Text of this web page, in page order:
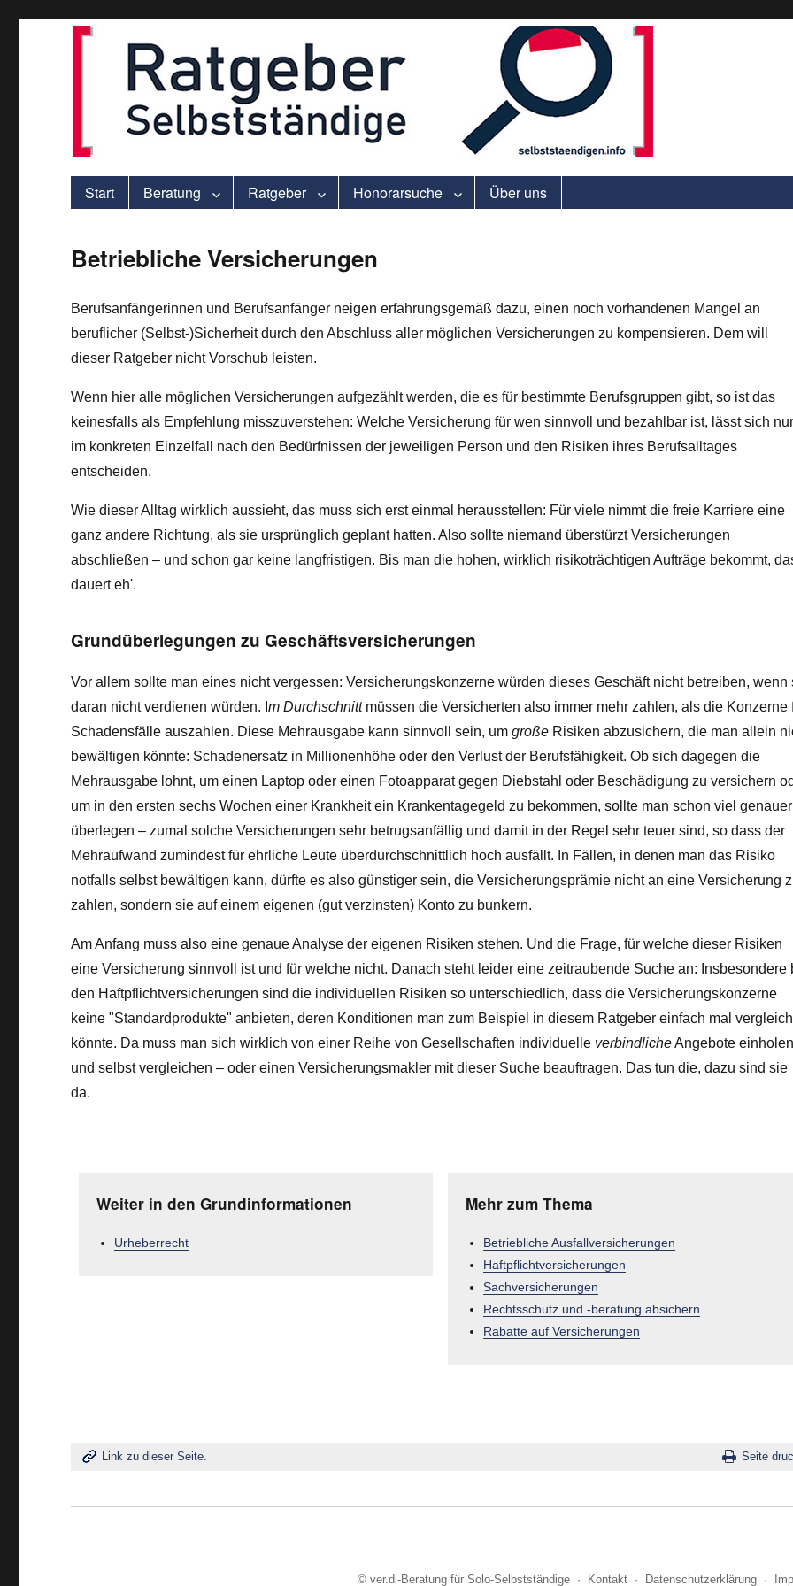
selbststaendigen.info
ver.di-Beratung für Solo-Selbstständige – praxisnah und individuell.
Start Beratung Ratgeber Honorarsuche Über uns
Betriebliche Versicherungen
Berufsanfängerinnen und Berufsanfänger neigen erfahrungsgemäß dazu, einen noch vorhandenen Mangel an
beruflicher (Selbst-)Sicherheit durch den Abschluss aller möglichen Versicherungen zu kompensieren. Dem will
dieser Ratgeber nicht Vorschub leisten.
Wenn hier alle möglichen Versicherungen aufgezählt werden, die es für bestimmte Berufsgruppen gibt, so ist das
keinesfalls als Empfehlung misszuverstehen: Welche Versicherung für wen sinnvoll und bezahlbar ist, lässt sich nur
im konkreten Einzelfall nach den Bedürfnissen der jeweiligen Person und den Risiken ihres Berufsalltages
entscheiden.
Wie dieser Alltag wirklich aussieht, das muss sich erst einmal herausstellen: Für viele nimmt die freie Karriere eine
ganz andere Richtung, als sie ursprünglich geplant hatten. Also sollte niemand überstürzt Versicherungen
abschließen – und schon gar keine langfristigen. Bis man die hohen, wirklich risikoträchtigen Aufträge bekommt,
dauert eh'.
Grundüberlegungen zu Geschäftsversicherungen
Vor allem sollte man eines nicht vergessen: Versicherungskonzerne würden dieses Geschäft nicht betreiben, wenn
daran nicht verdienen würden. Im Durchschnittmüssen die Versicherten also immer mehr zahlen, als die Konzerne
Schadensfälle auszahlen. Diese Mehrausgabe kann sinnvoll sein, umgroße Risiken abzusichern, die man allein
bewältigen könnte: Schadenersatz in Millionenhöhe oder den Verlust der Berufsfähigkeit. Ob sich dagegen die
Mehrausgabe lohnt, um einen Laptop oder einen Fotoapparat gegen Diebstahl oder Beschädigung zu versichern
um in den ersten sechs Wochen einer Krankheit ein Krankentagegeld zu bekommen, sollte man schon viel genauer
überlegen – zumal solche Versicherungen sehr betrugsanfällig und damit in der Regel sehr teuer sind, so dass der
Mehraufwand zumindest für ehrliche Leute überdurchschnittlich hoch ausfällt. In Fällen, in denen man das Risiko
notfalls selbst bewältigen kann, dürfte es also günstiger sein, die Versicherungsprämie nicht an eine Versicherung
zahlen, sondern sie auf einem eigenen (gut verzinsten) Konto zu bunkern.
Am Anfang muss also eine genaue Analyse der eigenen Risiken stehen. Und die Frage, für welche dieser Risiken
eine Versicherung sinnvoll ist und für welche nicht. Danach steht leider eine zeitraubende Suche an: Insbesondere
den Haftpflichtversicherungen sind die individuellen Risiken so unterschiedlich, dass die Versicherungskonzerne
keine "Standardprodukte" anbieten, deren Konditionen man zum Beispiel in diesem Ratgeber einfach mal
könnte. Da muss man sich wirklich von einer Reihe von Gesellschaften individuelle verbindlicheAngebote einholen
und selbst vergleichen – oder einen Versicherungsmakler mit dieser Suche beauftragen. Das tun die, dazu sind sie
da.
Weiter in den Grundinformationen
Urheberrecht
Mehr zum Thema
Betriebliche Ausfallversicherungen
Haftpflichtversicherungen
Sachversicherungen
Rechtsschutz und -beratung absichern
Rabatte auf Versicherungen
Link zu dieser Seite. Seite
© ver.di-Beratung für Solo-Selbstständige · Kontakt · Datenschutzerklärung ·